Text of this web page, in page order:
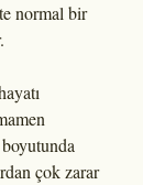
normal bir
boyutunda
çok zarar